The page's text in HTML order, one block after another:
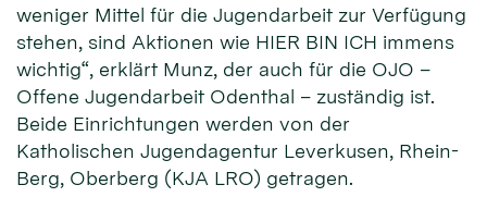
weniger Mittel für die Jugendarbeit zur Verfügung
stehen, sind Aktionen wie HIER BIN ICH immens
wichtig“, erklärt Munz, der auch für die OJO –
Offene Jugendarbeit Odenthal – zuständig ist.
Beide Einrichtungen werden von der
Katholischen Jugendagentur Leverkusen, Rhein-
Berg, Oberberg (KJA LRO) getragen.